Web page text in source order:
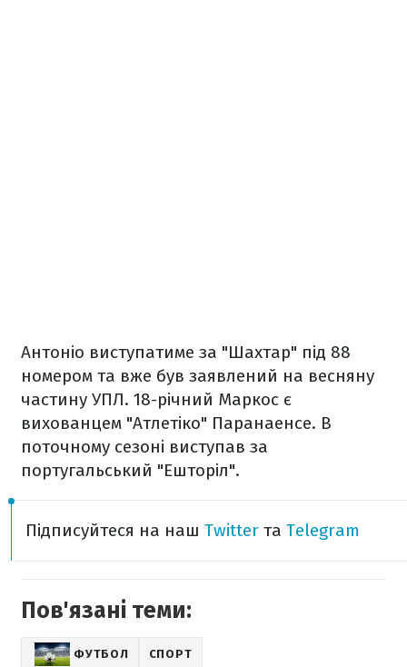
Антоніо виступатиме за "Шахтар" під 88
номером та вже був заявлений на весняну
частину УПЛ. 18-річний Маркос є
вихованцем "Атлетіко" Паранаенсе. В
поточному сезоні виступав за
португальський "Ешторіл".
Підписуйтеся на наш Twitter та Telegram
Пов'язані теми:
ФУТБОЛ СПОРТ